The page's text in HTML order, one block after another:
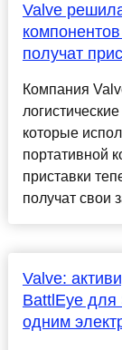
Valve
получат
Компания
которые
портативной
приставки
получат свои
Valve:
BattlEye для
одним